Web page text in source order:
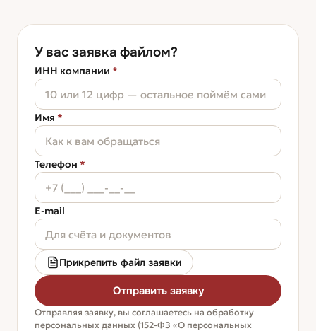
У вас заявка файлом?
ИНН компании *
Имя *
Телефон *
E-mail
Прикрепить файл заявки
Отправить заявку
Отправляя заявку, вы соглашаетесь на обработку
персональных данных (152-ФЗ «О персональных